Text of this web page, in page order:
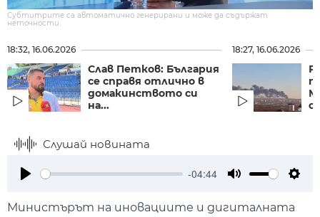
Субтитрите са автоматично генерирани и може да съдържат
неточности.
18:32, 16.06.2026
Слав Петков: България
се справя отлично в
домакинството си
на...
18:27, 16.06.2026
Слушай новината
-04:44
Министърът на иновациите и дигиталната